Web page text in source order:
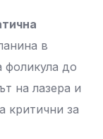
в
фоликула до
на лазера и
критични за